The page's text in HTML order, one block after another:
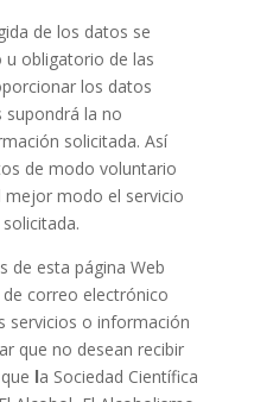
de los datos se
u obligatorio de las
los datos
la no
solicitada. Así
de modo voluntario
mejor modo el servicio
de esta página Web
correo electrónico
servicios o información
que no desean recibir
la Sociedad Científica